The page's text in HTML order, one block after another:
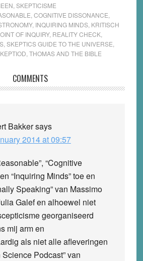
SKEPTICISME
COGNITIVE DISSONANCE
, INQUIRING MINDS, KRITISCH
OF INQUIRY, REALITY CHECK,
, SKEPTICS GUIDE TO THE UNIVERSE
THOMAS AND THE BIBLE
COMMENTS
Bakkersays
2014 at 09:57
“Cognitive
“Inquiring Minds” toe en
Speaking” van Massimo
Galef en alhoewel niet
georganiseerd
mij arm en
als niet alle afleveringen
Podcast” van